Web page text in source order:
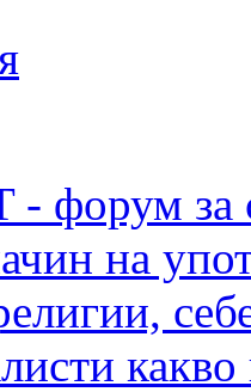
- форум за
на